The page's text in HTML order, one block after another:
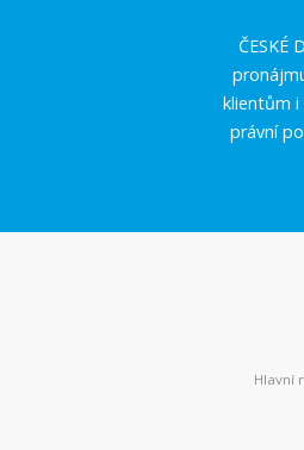
ČESKÉ
klientům i
právní
Hlavní